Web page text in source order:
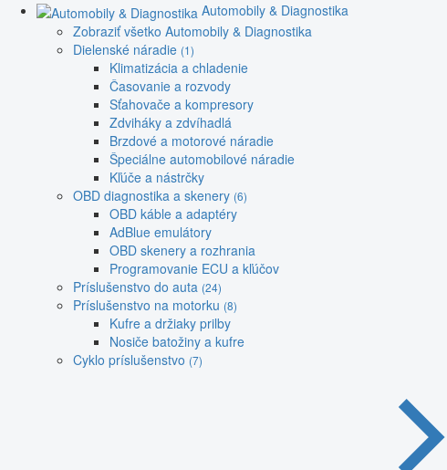
Automobily & Diagnostika
Zobraziť všetko Automobily & Diagnostika
Dielenské náradie (1)
Klimatizácia a chladenie
Časovanie a rozvody
Sťahovače a kompresory
Zdviháky a zdvíhadlá
Brzdové a motorové náradie
Špeciálne automobilové náradie
Kľúče a nástrčky
OBD diagnostika a skenery (6)
OBD káble a adaptéry
AdBlue emulátory
OBD skenery a rozhrania
Programovanie ECU a kľúčov
Príslušenstvo do auta (24)
Príslušenstvo na motorku (8)
Kufre a držiaky prilby
Nosiče batožiny a kufre
Cyklo príslušenstvo (7)